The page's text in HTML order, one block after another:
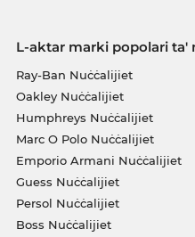
L-aktar marki popolari ta'
Ray-Ban Nuċċalijiet
Oakley Nuċċalijiet
Humphreys Nuċċalijiet
Marc O Polo Nuċċalijiet
Emporio Armani Nuċċalijiet
Guess Nuċċalijiet
Persol Nuċċalijiet
Boss Nuċċalijiet